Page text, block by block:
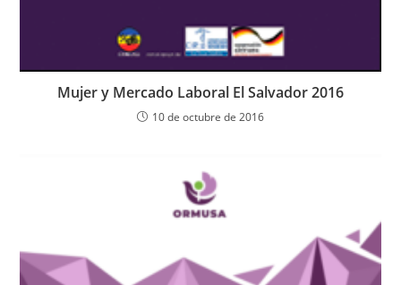
Mujer y Mercado Laboral El Salvador 2016
10 de octubre de 2016